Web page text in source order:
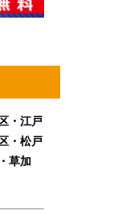
・江戸
・松戸
草加